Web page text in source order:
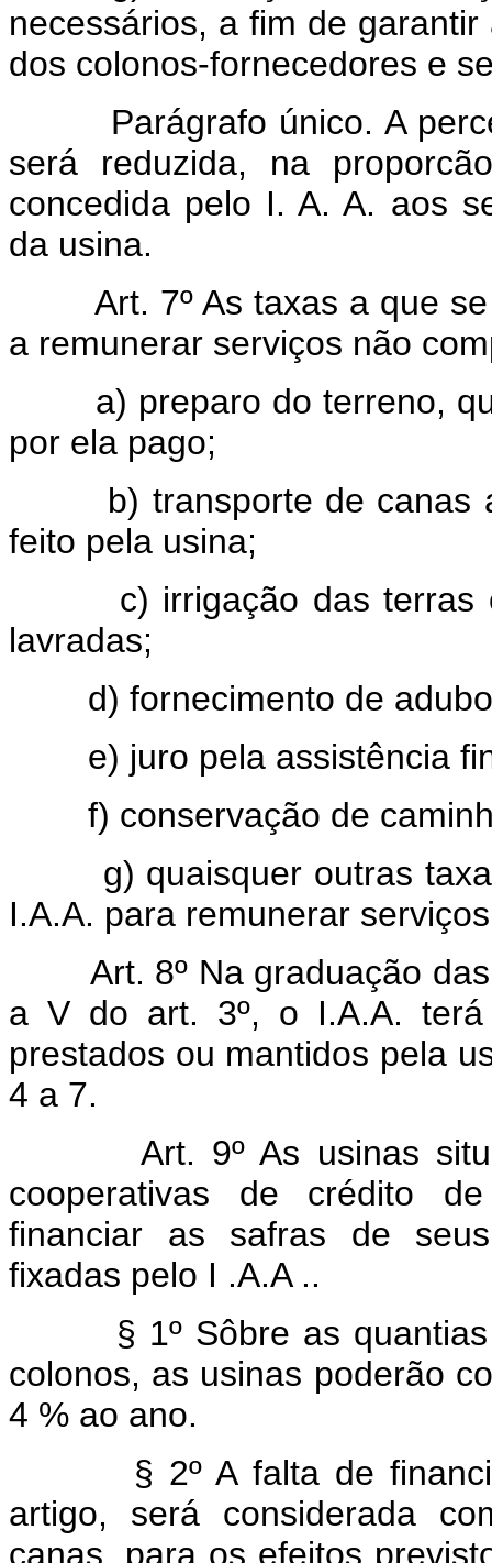
necessários, a fim de
dos colonos-fornecedores e
Parágrafo único. A
será reduzida, na
concedida pelo I. A. A. aos
da usina.
Art. 7º As taxas a que
a remunerar serviços não
a) preparo do terreno,
por ela pago;
b) transporte de canas
feito pela usina;
c) irrigação das terras
lavradas;
d) fornecimento de
e) juro pela assistência
f) conservação de
g) quaisquer outras taxas
I.A.A. para remunerar
Art. 8º Na graduação
a V do art. 3º, o I.A.A.
prestados ou mantidos pela
4 a 7.
Art. 9º As usinas
cooperativas de crédito
financiar as safras de
fixadas pelo I .A.A ..
§ 1º Sôbre as quantias
colonos, as usinas poderão
4 % ao ano.
§ 2º A falta de
artigo, será considerada
canas, para os efeitos